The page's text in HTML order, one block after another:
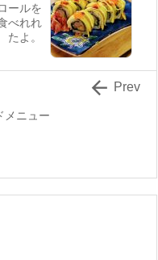
ールを
べれれ
たよ。
メニュー
 Prev